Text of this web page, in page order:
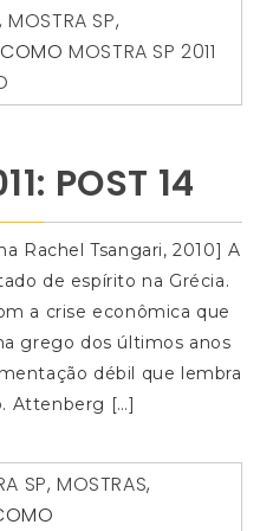
,MOSTRA SP,
COMOMOSTRA SP 2011
POST 14
Rachel Tsangari, 2010] A
de espírito na Grécia.
a crise econômica que
grego dos últimos anos
débil que lembra
Attenberg […]
SP,MOSTRAS,